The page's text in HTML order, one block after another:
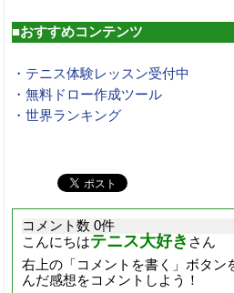
■おすすめコンテンツ
・テニス体験レッスン受付中
・無料ドロー作成ツール
・世界ランキング
コメント数 0件
こんにちはテニス大好き さん
右上の「コメントを書く」ボタン
んだ感想をコメントしよう！